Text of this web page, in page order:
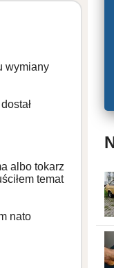
wymiany
albo tokarz
temat
nato